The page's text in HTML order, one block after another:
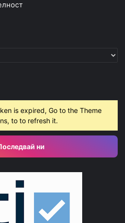
is expired, Go to the Theme
to to refresh it.
ни